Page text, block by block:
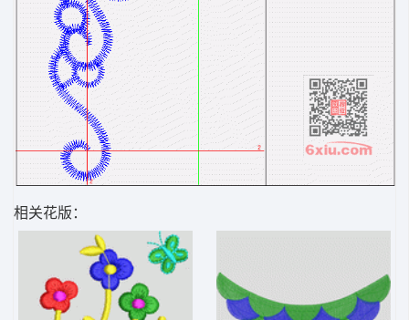
相关花版：